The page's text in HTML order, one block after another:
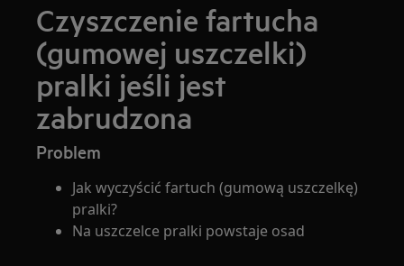
Czyszczenie fartucha
(gumowej uszczelki)
pralki jeśli jest
zabrudzona
Problem
Jak wyczyścić fartuch (gumową uszczelkę)
pralki?
Na uszczelce pralki powstaje osad